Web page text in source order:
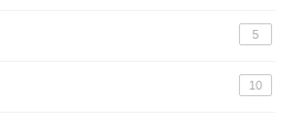
5
10